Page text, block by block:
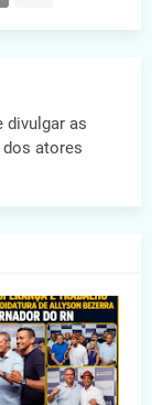
divulgar as
atores